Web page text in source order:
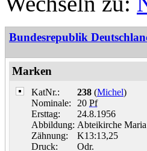
Bundesrepublik
Marken
KatNr.: 238 (Michel)
Nominale:
20 Pf
Ersttag:
24.8.1956
Abbildung: Abteikirche
Zähnung:
K13:13,25
Druck:
Odr.